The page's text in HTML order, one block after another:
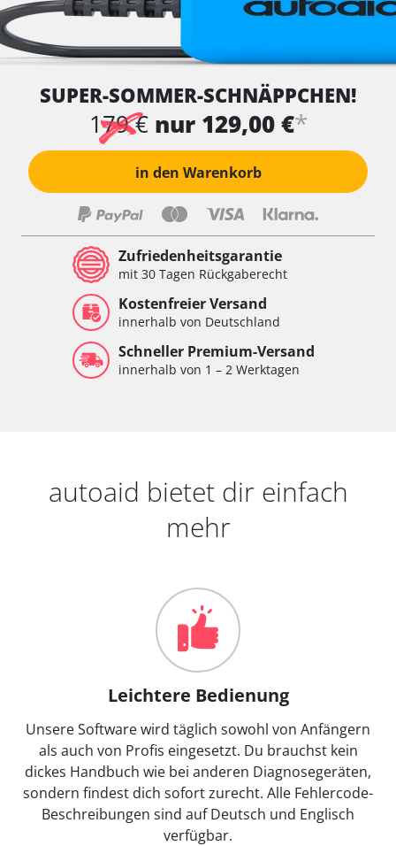
SUPER-SOMMER-SCHNÄPPCHEN!
179 € nur 129,00 €*
in den Warenkorb
Zufriedenheitsgarantie
mit 30 Tagen Rückgaberecht
Kostenfreier Versand
innerhalb von Deutschland
Schneller Premium-Versand
innerhalb von 1 – 2 Werktagen
autoaid bietet dir einfach
mehr
Leichtere Bedienung
Unsere Software wird täglich sowohl von Anfängern
als auch von Profis eingesetzt. Du brauchst kein
dickes Handbuch wie bei anderen Diagnosegeräten,
sondern findest dich sofort zurecht. Alle Fehlercode-
Beschreibungen sind auf Deutsch und Englisch
verfügbar.